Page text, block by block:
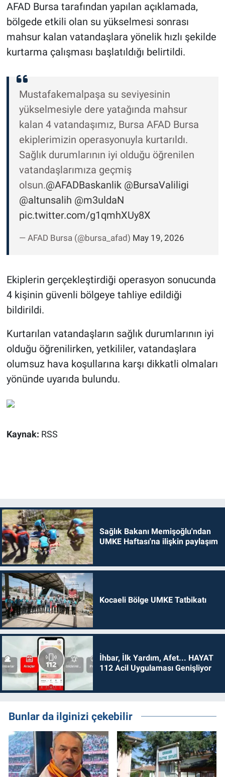
AFAD Bursa tarafından yapılan açıklamada,
bölgede etkili olan su yükselmesi sonrası
mahsur kalan vatandaşlara yönelik hızlı şekilde
kurtarma çalışması başlatıldığı belirtildi.
Mustafakemalpaşa su seviyesinin
yükselmesiyle dere yatağında mahsur
kalan 4 vatandaşımız, Bursa AFAD Bursa
ekiplerimizin operasyonuyla kurtarıldı.
Sağlık durumlarının iyi olduğu öğrenilen
vatandaşlarımıza geçmiş
olsun.@AFADBaskanlik @BursaValiligi
@altunsalih @m3uldaN
pic.twitter.com/g1qmhXUy8X
— AFAD Bursa (@bursa_afad) May 19, 2026
Ekiplerin gerçekleştirdiği operasyon sonucunda
4 kişinin güvenli bölgeye tahliye edildiği
bildirildi.
Kurtarılan vatandaşların sağlık durumlarının iyi
olduğu öğrenilirken, yetkililer, vatandaşlara
olumsuz hava koşullarına karşı dikkatli olmaları
yönünde uyarıda bulundu.
Kaynak: RSS
Sağlık Bakanı Memişoğlu'ndan
UMKE Haftası'na ilişkin paylaşım
Kocaeli Bölge UMKE Tatbikatı
İhbar, İlk Yardım, Afet... HAYAT
112 Acil Uygulaması Genişliyor
Bunlar da ilginizi çekebilir